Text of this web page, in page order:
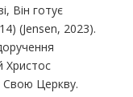
Він готує
(Jensen, 2023).
Христос
Свою Церкву.